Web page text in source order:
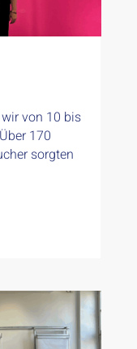
von 10 bis
170
sorgten